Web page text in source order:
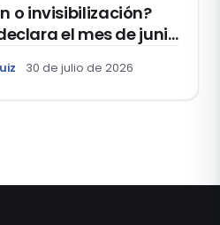
o invisibilización?
el mes de junio
Vida y la Familia”
30 de julio de 2026